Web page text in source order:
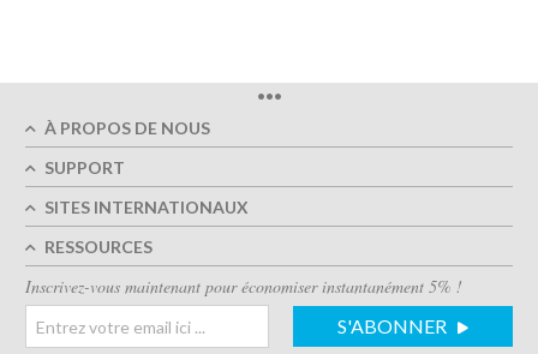
•••
À PROPOS DE NOUS
SUPPORT
SITES INTERNATIONAUX
RESSOURCES
Inscrivez-vous maintenant pour économiser instantanément 5% !
S'ABONNER